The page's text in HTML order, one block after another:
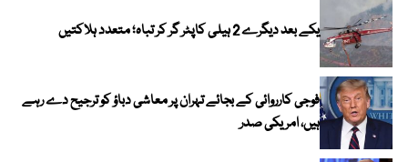
یکے بعد دیگرے 2 ہیلی کاپٹر گر کر تباہ؛ متعدد ہلاکتیں
فوجی کارروائی کے بجائے تہران پر معاشی دباؤ کو ترجیح دے رہے
ہیں، امریکی صدر